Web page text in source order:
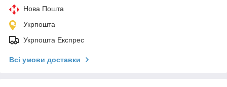
Нова Пошта
Укрпошта
Укрпошта Експрес
Всі умови доставки